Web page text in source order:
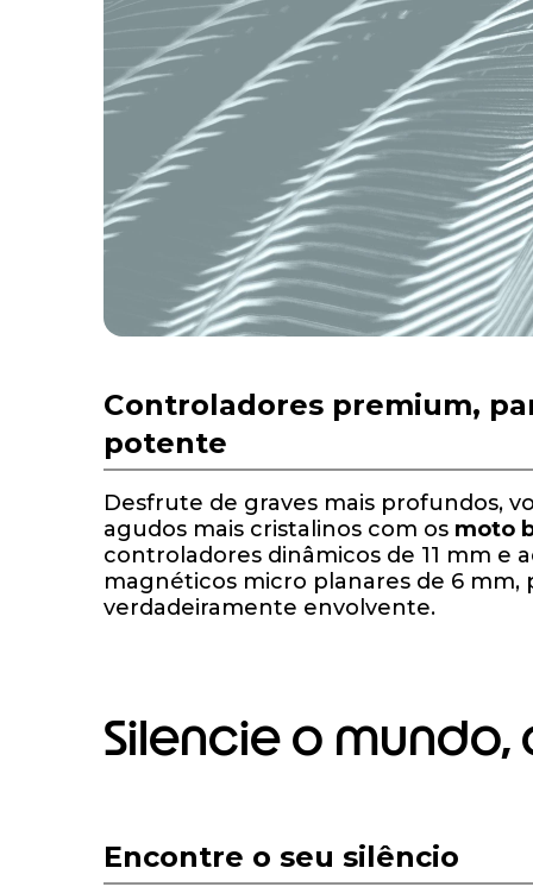
Controladores premium,
potente
Desfrute de graves mais profundos,
agudos mais cristalinos com os moto
controladores dinâmicos de 11 mm e
magnéticos micro planares de 6 mm,
verdadeiramente envolvente.
Silencie o
m
1
Encontre o seu silêncio